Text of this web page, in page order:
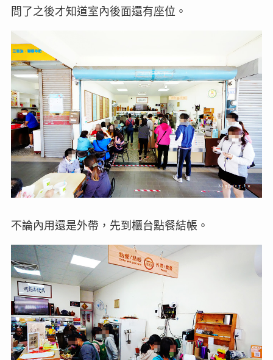
問了之後才知道室內後面還有座位。
不論內用還是外帶，先到櫃台點餐結帳。